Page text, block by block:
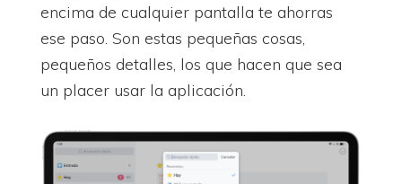
encima de cualquier pantalla te ahorras
ese paso. Son estas pequeñas cosas,
pequeños detalles, los que hacen que sea
un placer usar la aplicación.